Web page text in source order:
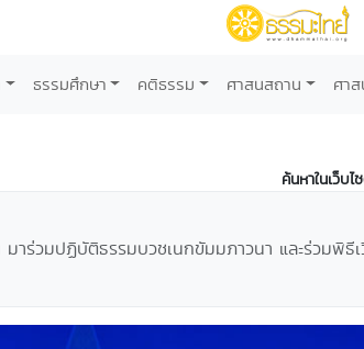
ธรรมศึกษา คติธรรม ศาสนสถาน ศา
ค้นหาในเว็บไ
ร่วมปฏิบัติธรรมบวชเนกขัมมภาวนา และร่วมพิ